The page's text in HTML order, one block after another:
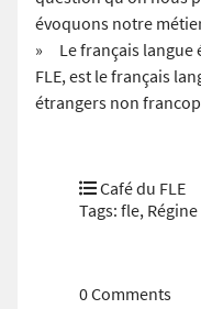
évoquons notre métier
» Le français langue
FLE, est le français
étrangers non
Café du FLE
Tags: fle,
0 Comments